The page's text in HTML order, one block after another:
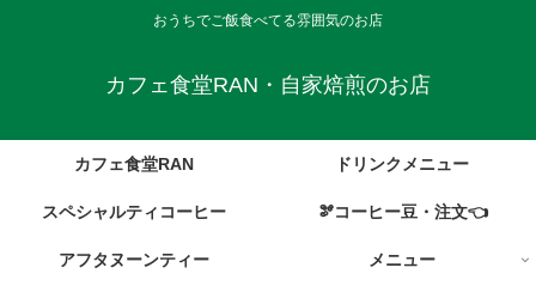
おうちでご飯食べてる雰囲気のお店
カフェ食堂RAN・自家焙煎のお店
カフェ食堂RAN ドリンクメニュー
スペシャルティコーヒー 🫘コーヒー豆・注文👈
アフタヌーンティー メニュー